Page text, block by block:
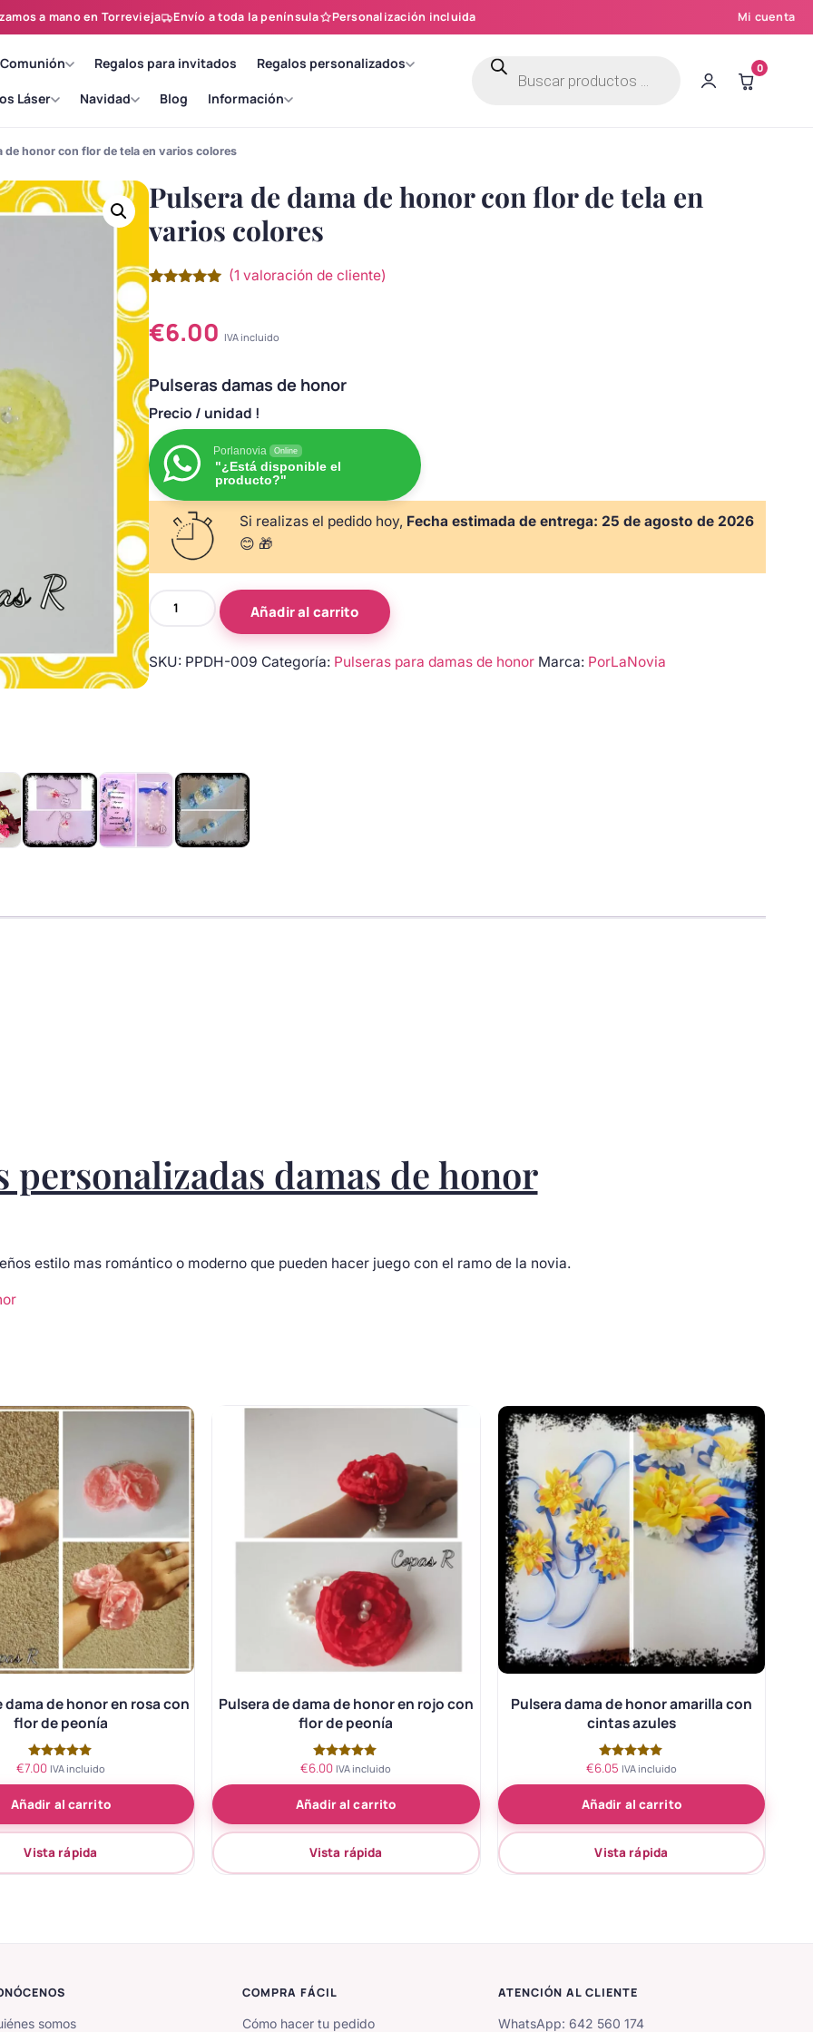
a mano en Torrevieja Envío a toda la península Personalización incluida Mi cuenta
Regalos para invitados Regalos personalizados
Láser Navidad Blog Información
Búsqueda
productos
0
de honor con flor de tela en varios colores
Pulsera de dama de honor con flor de tela en
varios colores
5 en base
avaloración
(1 valoración de cliente)
€6.00 IVA incluido
Pulseras damas de honor
Precio / unidad !
Porlanovia Online
"¿Está disponible el
producto?"
Si realizas el pedido hoy, Fecha estimada de entrega: 25 de agosto de 2026
😊 🎁
Pulsera
dama
de
tela
en
varios
colores
Añadir al carrito
SKU: PPDH-009 Categoría: Pulseras para damas de honor Marca: PorLaNovia
personalizadas damas de honor
estilo mas romántico o moderno que pueden hacer juego con el ramo de la novia.
dama de honor en rosa con
flor de peonía
Valorado
de 5
€7.00 IVA incluido
Añadir al carrito
Vista rápida
Pulsera de dama de honor en rojo con
flor de peonía
Valorado
de 5
€6.00 IVA incluido
Añadir al carrito
Vista rápida
Pulsera dama de honor amarilla con
cintas azules
Valorado
de 5
€6.05 IVA incluido
Añadir al carrito
Vista rápida
somos
COMPRA FÁCIL
Cómo hacer tu pedido
ATENCIÓN AL CLIENTE
WhatsApp: 642 560 174